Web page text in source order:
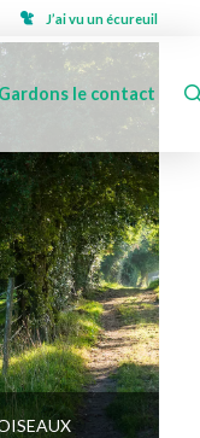
J’ai vu un écureuil
Gardons le contact